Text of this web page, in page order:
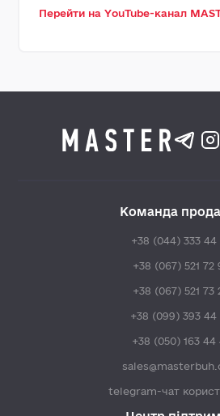
Перейти на YouTube-канал
Команда
+38 (044) 333 44
+38 (067) 521 72
+38 (067) 521 73
+38 (099) 393 44
+38 (050) 163 44
telegram-чат